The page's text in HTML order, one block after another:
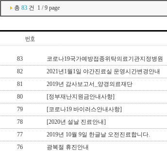
총 83건 1 / 9 page
83
코로나19국가예방접종위탁의료기관지정병원
82
2021년1월1일 야간진료실 운영시간변경안내
81
2019년 감사보고서_양경의료재단
80
[정부재난지원금안내사항]
79
[코로나19 바이러스안내사항]
78
[2020년 설날 진료안내]
77
2019년 10월 9일 한글날 오전진료합니다.
76
광복절 휴진안내